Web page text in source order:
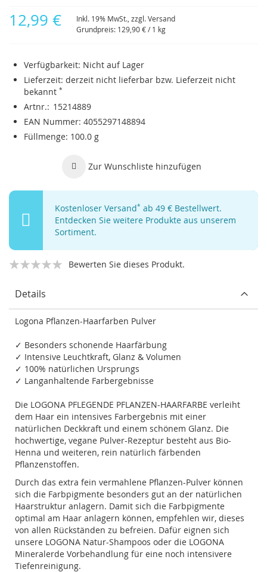
12,99 € Inkl. 19% MwSt., zzgl.Versand
Grundpreis: 129,90 €/ 1 kg
Verfügbarkeit: Nicht auf Lager
Lieferzeit: derzeit nicht lieferbar bzw. Lieferzeit nicht
bekannt *
Artnr.
15214889
EAN Nummer 4055297148894
Füllmenge 100.0 g
Zur Wunschliste hinzufügen
Kostenloser Versand* ab 49 € Bestellwert.
Entdecken Sie weitere Produkte aus unserem
Sortiment.
Bewerten Sie dieses Produkt.
Details
Logona Pflanzen-Haarfarben Pulver
✓ Besonders schonende Haarfärbung
✓ Intensive Leuchtkraft, Glanz & Volumen
✓ 100% natürlichen Ursprungs
✓ Langanhaltende Farbergebnisse
Die LOGONA PFLEGENDE PFLANZEN-HAARFARBE verleiht
dem Haar ein intensives Farbergebnis mit einer
natürlichen Deckkraft und einem schönem Glanz. Die
hochwertige, vegane Pulver-Rezeptur besteht aus Bio-
Henna und weiteren, rein natürlich färbenden
Pflanzenstoffen.
Durch das extra fein vermahlene Pflanzen-Pulver können
sich die Farbpigmente besonders gut an der natürlichen
Haarstruktur anlagern. Damit sich die Farbpigmente
optimal am Haar anlagern können, empfehlen wir, dieses
von allen Rückständen zu befreien. Dafür eignen sich
unsere LOGONA Natur-Shampoos oder die LOGONA
Mineralerde Vorbehandlung für eine noch intensivere
Tiefenreinigung.